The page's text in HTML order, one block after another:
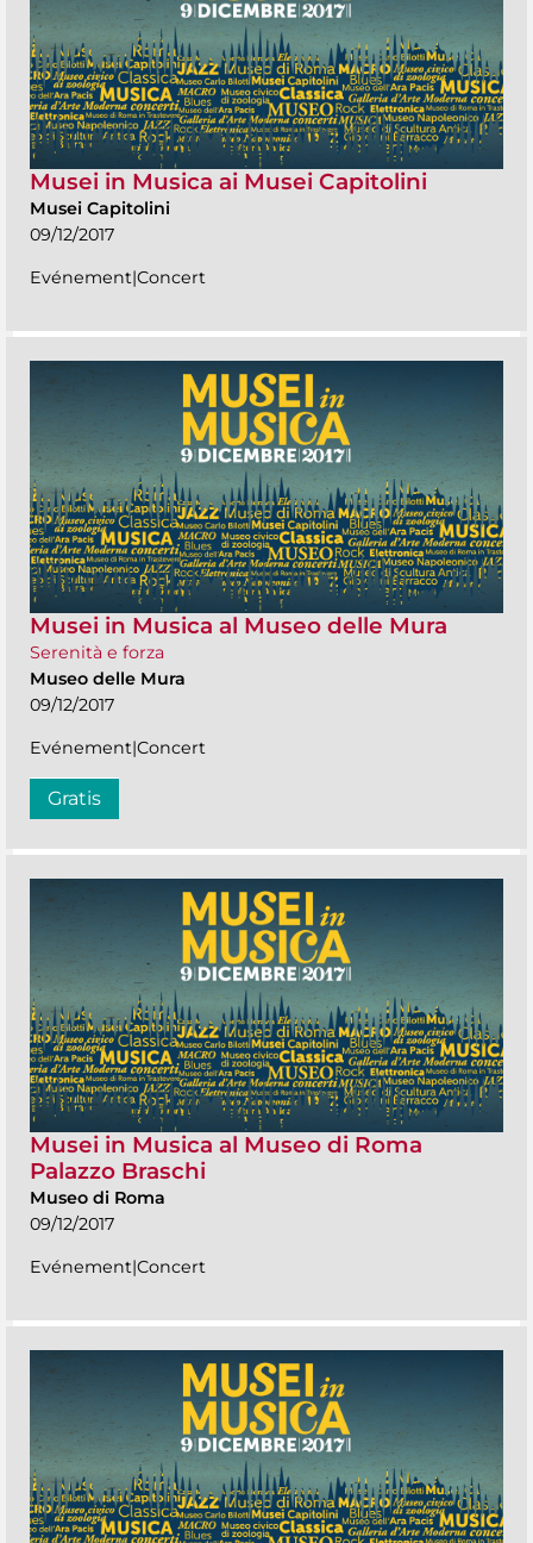
Musei in Musica ai Musei Capitolini
Musei Capitolini
09/12/2017
Evénement|Concert
Musei in Musica al Museo delle Mura
Serenità e forza
Museo delle Mura
09/12/2017
Evénement|Concert
Gratis
Musei in Musica al Museo di Roma
Palazzo Braschi
Museo di Roma
09/12/2017
Evénement|Concert